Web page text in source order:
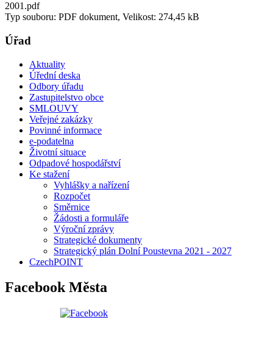
2001.pdf
Typ souboru: PDF dokument, Velikost: 274,45 kB
Úřad
Aktuality
Úřední deska
Odbory úřadu
Zastupitelstvo obce
SMLOUVY
Veřejné zakázky
Povinné informace
e-podatelna
Životní situace
Odpadové hospodářství
Ke stažení
Vyhlášky a nařízení
Rozpočet
Směrnice
Žádosti a formuláře
Výroční zprávy
Strategické dokumenty
Strategický plán Dolní Poustevna 2021 - 2027
CzechPOINT
Facebook Města